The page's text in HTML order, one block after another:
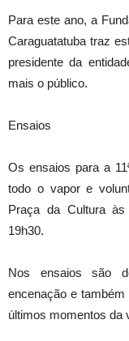
Para este ano, a
Caraguatatuba traz
presidente da
mais o público.
Ensaios
Os ensaios para a
todo o vapor e
Praça da Cultura
19h30.
Nos ensaios são
encenação e
últimos momentos da